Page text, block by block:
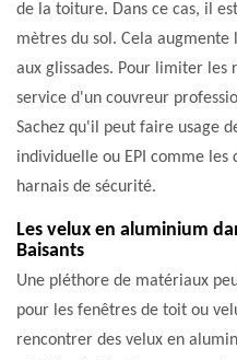
de la toiture. Dans ce cas, il
mètres du sol. Cela
aux glissades. Pour limiter
service d'un couvreur
Sachez qu'il peut faire usage
individuelle ou EPI comme les
harnais de sécurité.
Les velux en aluminium
Baisants
Une pléthore de matériaux
pour les fenêtres de toit ou
rencontrer des velux en